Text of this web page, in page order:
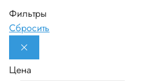
Фильтры
Сбросить
Цена